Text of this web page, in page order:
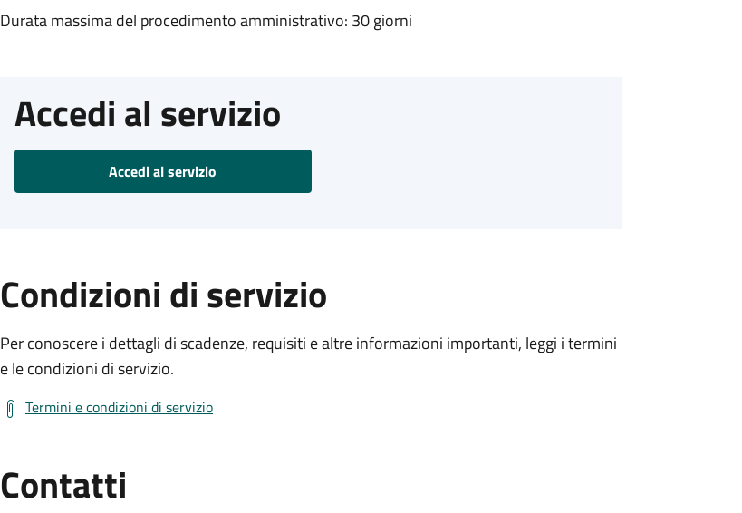
Durata massima del procedimento amministrativo: 30 giorni
Accedi al servizio
Accedi al servizio
Condizioni di servizio
Per conoscere i dettagli di scadenze, requisiti e altre informazioni importanti, leggi i termini
e le condizioni di servizio.
Termini e condizioni di servizio
Contatti